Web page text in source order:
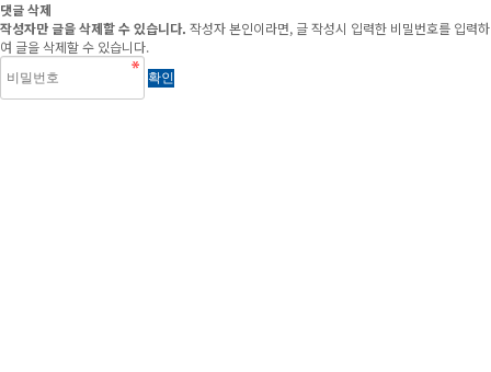
댓글 삭제
작성자만 글을 삭제할 수 있습니다. 작성자 본인이라면, 글 작성시 입력한 비밀번호를 입력하
여 글을 삭제할 수 있습니다.